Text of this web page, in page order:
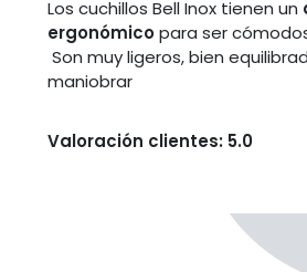
Los cuchillos Bell Inox tienen un
ergonómicopara ser
Son muy ligeros, bien
maniobrar
Valoración clientes: 5.0